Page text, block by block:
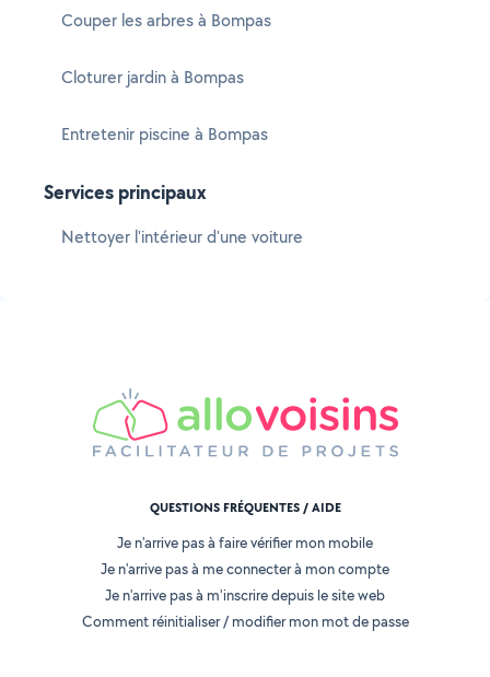
Couper les arbres à Bompas
Cloturer jardin à Bompas
Entretenir piscine à Bompas
Services principaux
Nettoyer l'intérieur d'une voiture
QUESTIONS FRÉQUENTES / AIDE
Je n'arrive pas à faire vérifier mon mobile
Je n'arrive pas à me connecter à mon compte
Je n'arrive pas à m'inscrire depuis le site web
Comment réinitialiser / modifier mon mot de passe